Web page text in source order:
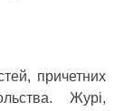
причетних
Журі,